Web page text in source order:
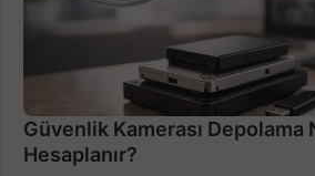
Güvenlik Kamerası Depolama
Hesaplanır?